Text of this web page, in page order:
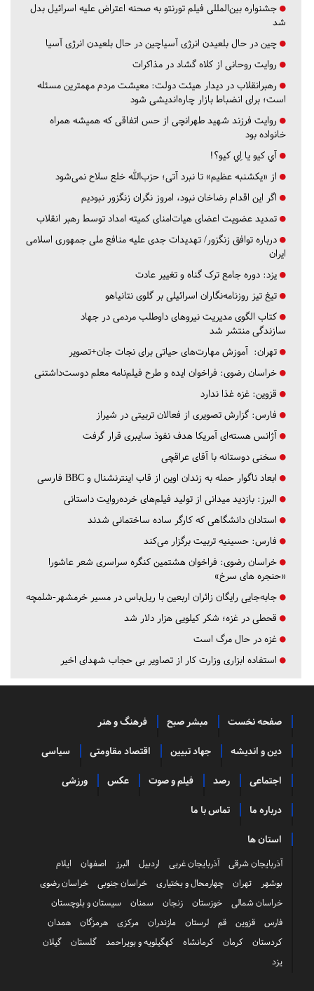
جشنواره بین‌المللی فیلم تورنتو به صحنه اعتراض علیه اسرائیل بدل
شد
چین در حال بلعیدن انرژی آسیاچین در حال بلعیدن انرژی آسیا
روایت روحانی از کلاه گشاد در مذاکرات
رهبرانقلاب در دیدار هیئت دولت: معیشت مردم مهمترین مسئله
است؛ برای انضباط بازار چاره‌اندیشی شود
روایت فرزند شهید طهرانچی از حس اتفاقی که همیشه همراه
خانواده بود
آي كيو يا اِي كيو؟!
از «یکشنبه عظیم» تا نبرد آتی؛ حزب‌الله خلع سلاح نمی‌شود
اگر این اقدام رضاخان نبود، امروز نگران زنگزور نبودیم
تمدید عضویت اعضای هیات‌امنای کمیته امداد توسط رهبر انقلاب
درباره توافق زنگزور/ تهدیدات جدی علیه منافع ملی جمهوری اسلامی
ایران
یزد: دوره جامع ترک گناه و تغییر عادت
تیغ تیز روزنامه‌نگاران اسرائیلی بر گلوی نتانیاهو
کتاب الگوی مدیریت نیروهای داوطلب مردمی در جهاد
سازندگی منتشر شد
تهران: آموزش مهارت‌های حیاتی برای نجات جان+تصویر
خراسان رضوی: فراخوان ایده و طرح فیلم‌نامه معلم دوست‌داشتنی
قزوین: غزه غذا ندارد
فارس: گزارش تصویری از فعالان تربیتی در شیراز
آژانس هسته‌ای آمریکا هدف نفوذ سایبری قرار گرفت
سخنی دوستانه با آقای عراقچی
ابعاد ناگوار حمله به زندان اوین از قاب اینترنشنال و BBC فارسی
البرز: بازدید میدانی از تولید فیلم‌های خرده‌روایت داستانی
استادان دانشگاهی که کارگر ساده ساختمانی شدند
فارس: حسینیه تربیت برگزار می‌کند
خراسان رضوی: فراخوان هشتمین کنگره سراسری شعر عاشورا
«حنجره های سرخ»
جابه‌جایی رایگان زائران اربعین با ریل‌باس در مسیر خرمشهر-شلمچه
قحطی در غزه؛ شکر کیلویی هزار دلار شد
غزه در حال مرگ است
استفاده ابزاری وزارت کار از تصاویر بی حجاب شهدای اخیر
صفحه نخست مبشر صبح فرهنگ و هنر
دین و اندیشه جهاد تبیین اقتصاد مقاومتی سیاسی
اجتماعی رصد فیلم و صوت عکس ورزشی
درباره ما تماس با ما
استان ها
آذربایجان شرقی آذربایجان غربی اردبیل البرز اصفهان
ایلام
بوشهر
تهران چهارمحال و بختیاری خراسان جنوبی
خراسان رضوی
خراسان شمالی
خوزستان زنجان سمنان
سیستان و بلوچستان
فارس
قزوین قم لرستان مازندران مرکزی هرمزگان
همدان
کردستان
کرمان کرمانشاه کهگیلویه و بویراحمد گلستان
گیلان
یزد